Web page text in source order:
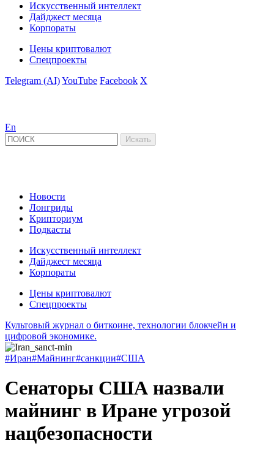
Искусственный интеллект
Дайджест месяца
Корпораты
Цены криптовалют
Спецпроекты
Telegram (AI)YouTube Facebook X
En
Новости
Лонгриды
Крипториум
Подкасты
Искусственный интеллект
Дайджест месяца
Корпораты
Цены криптовалют
Спецпроекты
Культовый журнал о биткоине, технологии блокчейн и
цифровой экономике.
#Иран#Майнинг#санкции#США
Сенаторы США назвали
майнинг в Иране угрозой
нацбезопасности